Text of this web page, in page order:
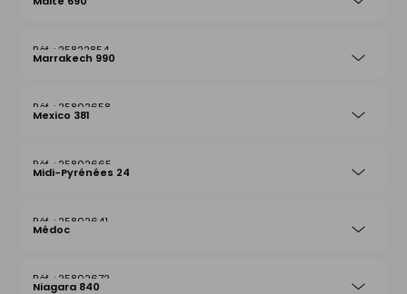
25822854
Marrakech 990
25802658
Mexico 381
25802665
Midi-Pyrénées 24
25802641
Médoc
25802672
Niagara 840